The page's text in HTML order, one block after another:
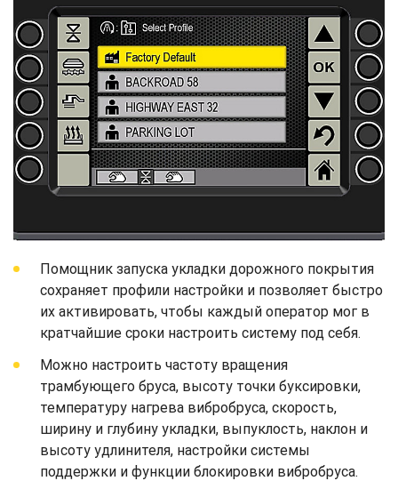
Помощник запуска укладки дорожного покрытия
сохраняет профили настройки и позволяет быстро
их активировать, чтобы каждый оператор мог в
кратчайшие сроки настроить систему под себя.
Можно настроить частоту вращения
трамбующего бруса, высоту точки буксировки,
температуру нагрева вибробруса, скорость,
ширину и глубину укладки, выпуклость, наклон и
высоту удлинителя, настройки системы
поддержки и функции блокировки вибробруса.